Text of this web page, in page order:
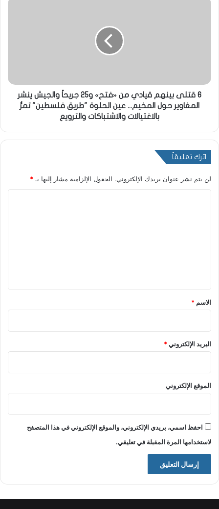
6 قتلى بينهم قيادي من «فتح» و25 جريحاً والجيش ينشر
المغاوير حول المخيم... عين الحلوة "طريق فلسطين" تمرُّ
بالاغتيالات والاشتباكات والترويع
اترك تعليقاً
لن يتم نشر عنوان بريدك الإلكتروني. الحقول الإلزامية مشار إليها بـ*
*
الاسم *
البريد الإلكتروني*
الموقع الإلكتروني
احفظ اسمي، بريدي الإلكتروني، والموقع الإلكتروني في هذا المتصفح
لاستخدامها المرة المقبلة في تعليقي.